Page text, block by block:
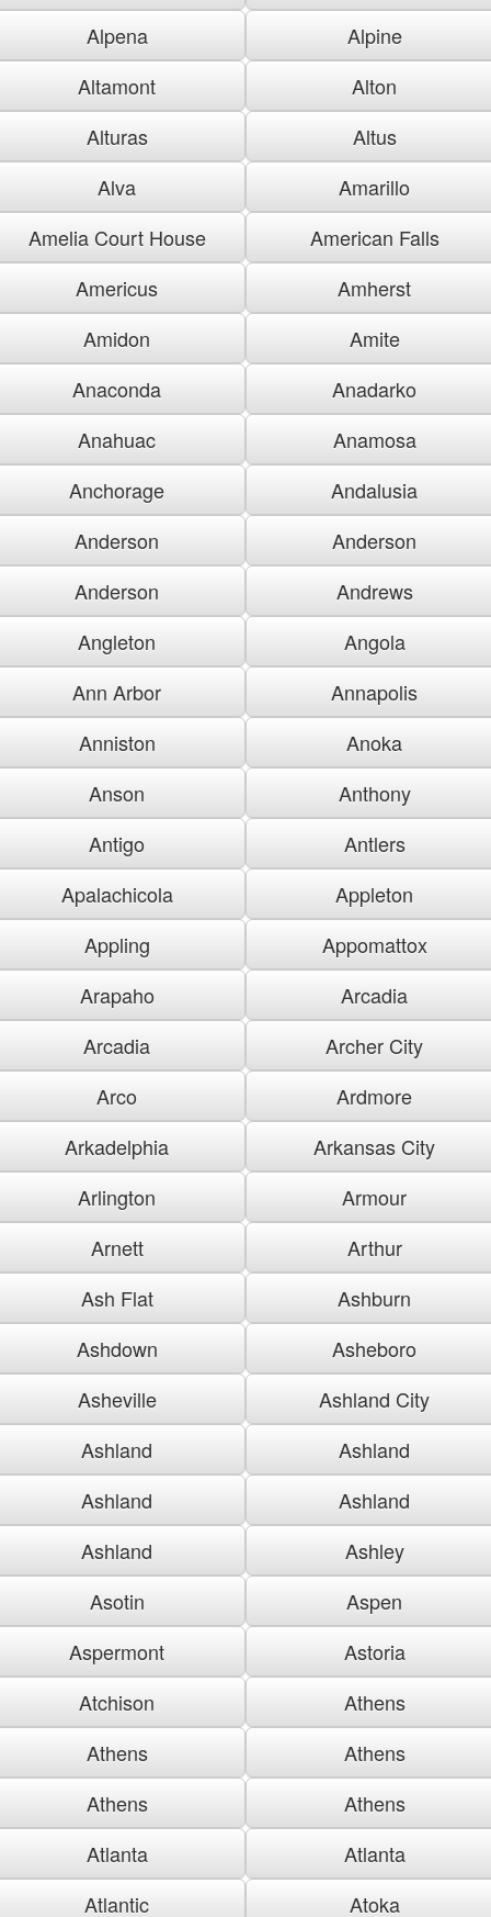
Alpena
Alpine
Altamont
Alton
Alturas
Altus
Alva
Amarillo
Amelia Court House
American Falls
Americus
Amherst
Amidon
Amite
Anaconda
Anadarko
Anahuac
Anamosa
Anchorage
Andalusia
Anderson
Anderson
Anderson
Andrews
Angleton
Angola
Ann Arbor
Annapolis
Anniston
Anoka
Anson
Anthony
Antigo
Antlers
Apalachicola
Appleton
Appling
Appomattox
Arapaho
Arcadia
Arcadia
Archer City
Arco
Ardmore
Arkadelphia
Arkansas City
Arlington
Armour
Arnett
Arthur
Ash Flat
Ashburn
Ashdown
Asheboro
Asheville
Ashland City
Ashland
Ashland
Ashland
Ashland
Ashland
Ashley
Asotin
Aspen
Aspermont
Astoria
Atchison
Athens
Athens
Athens
Athens
Athens
Atlanta
Atlanta
Atlantic
Atoka